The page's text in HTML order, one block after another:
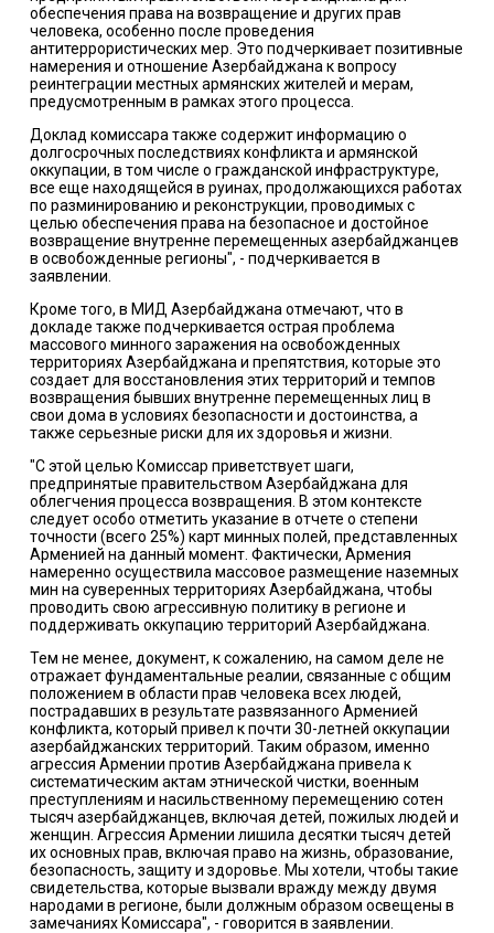
обеспечения права на возвращение и других прав
человека, особенно после проведения
антитеррористических мер. Это подчеркивает позитивные
намерения и отношение Азербайджана к вопросу
реинтеграции местных армянских жителей и мерам,
предусмотренным в рамках этого процесса.
Доклад комиссара также содержит информацию о
долгосрочных последствиях конфликта и армянской
оккупации, в том числе о гражданской инфраструктуре,
все еще находящейся в руинах, продолжающихся работах
по разминированию и реконструкции, проводимых с
целью обеспечения права на безопасное и достойное
возвращение внутренне перемещенных азербайджанцев
в освобожденные регионы", - подчеркивается в
заявлении.
Кроме того, в МИД Азербайджана отмечают, что в
докладе также подчеркивается острая проблема
массового минного заражения на освобожденных
территориях Азербайджана и препятствия, которые это
создает для восстановления этих территорий и темпов
возвращения бывших внутренне перемещенных лиц в
свои дома в условиях безопасности и достоинства, а
также серьезные риски для их здоровья и жизни.
"С этой целью Комиссар приветствует шаги,
предпринятые правительством Азербайджана для
облегчения процесса возвращения. В этом контексте
следует особо отметить указание в отчете о степени
точности (всего 25%) карт минных полей, представленных
Арменией на данный момент. Фактически, Армения
намеренно осуществила массовое размещение наземных
мин на суверенных территориях Азербайджана, чтобы
проводить свою агрессивную политику в регионе и
поддерживать оккупацию территорий Азербайджана.
Тем не менее, документ, к сожалению, на самом деле не
отражает фундаментальные реалии, связанные с общим
положением в области прав человека всех людей,
пострадавших в результате развязанного Арменией
конфликта, который привел к почти 30-летней оккупации
азербайджанских территорий. Таким образом, именно
агрессия Армении против Азербайджана привела к
систематическим актам этнической чистки, военным
преступлениям и насильственному перемещению сотен
тысяч азербайджанцев, включая детей, пожилых людей и
женщин. Агрессия Армении лишила десятки тысяч детей
их основных прав, включая право на жизнь, образование,
безопасность, защиту и здоровье. Мы хотели, чтобы такие
свидетельства, которые вызвали вражду между двумя
народами в регионе, были должным образом освещены в
замечаниях Комиссара", - говорится в заявлении.